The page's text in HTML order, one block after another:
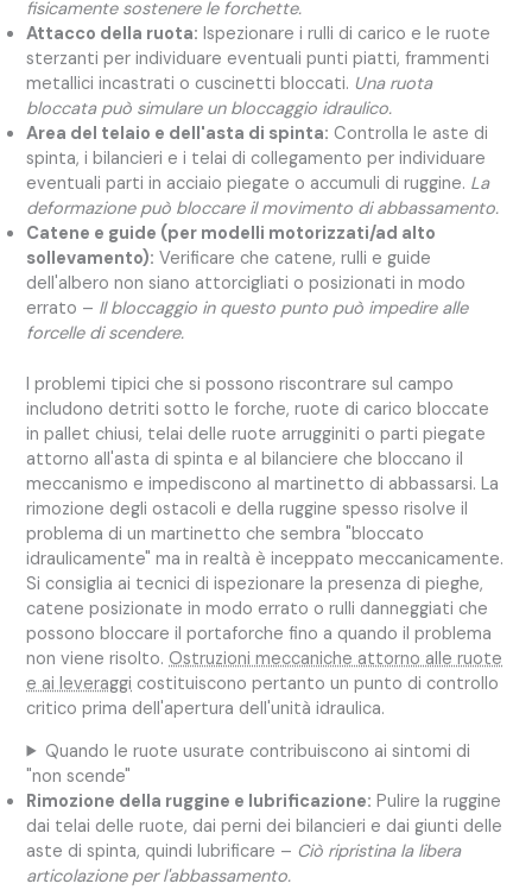
fisicamente sostenere le forchette.
Attacco della ruota: Ispezionare i rulli di carico e le ruote
sterzanti per individuare eventuali punti piatti, frammenti
metallici incastrati o cuscinetti bloccati. Una ruota
bloccata può simulare un bloccaggio idraulico.
Area del telaio e dell'asta di spinta: Controlla le aste di
spinta, i bilancieri e i telai di collegamento per individuare
eventuali parti in acciaio piegate o accumuli di ruggine. La
deformazione può bloccare il movimento di abbassamento.
Catene e guide (per modelli motorizzati/ad alto
sollevamento): Verificare che catene, rulli e guide
dell'albero non siano attorcigliati o posizionati in modo
errato – Il bloccaggio in questo punto può impedire alle
forcelle di scendere.
I problemi tipici che si possono riscontrare sul campo
includono detriti sotto le forche, ruote di carico bloccate
in pallet chiusi, telai delle ruote arrugginiti o parti piegate
attorno all'asta di spinta e al bilanciere che bloccano il
meccanismo e impediscono al martinetto di abbassarsi. La
rimozione degli ostacoli e della ruggine spesso risolve il
problema di un martinetto che sembra "bloccato
idraulicamente" ma in realtà è inceppato meccanicamente.
Si consiglia ai tecnici di ispezionare la presenza di pieghe,
catene posizionate in modo errato o rulli danneggiati che
possono bloccare il portaforche fino a quando il problema
non viene risolto.Ostruzioni meccaniche attorno alle ruote
e ai leveraggi costituiscono pertanto un punto di controllo
critico prima dell'apertura dell'unità idraulica.
Quando le ruote usurate contribuiscono ai sintomi di
"non scende"
Rimozione della ruggine e lubrificazione: Pulire la ruggine
dai telai delle ruote, dai perni dei bilancieri e dai giunti delle
aste di spinta, quindi lubrificare – Ciò ripristina la libera
articolazione per l'abbassamento.